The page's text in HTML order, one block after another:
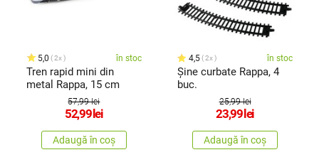
5,0 2x în stoc
Tren rapid mini din
metal Rappa, 15 cm
57,99 lei
52,99 lei
Adaugă în coș
4,5 2x în stoc
Șine curbate Rappa, 4
buc.
25,99 lei
23,99 lei
Adaugă în coș